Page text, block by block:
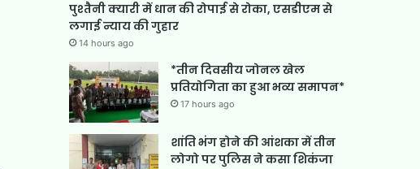
पुश्तैनी क्यारी में धान की रोपाई से रोका, एसडीएम से
लगाई न्याय की गुहार
14 hours ago
*तीन दिवसीय जोनल खेल
प्रतियोगिता का हुआ भव्य समापन*
17 hours ago
शांति भंग होने की आंशका में तीन
लोगो पर पुलिस ने कसा शिकंजा